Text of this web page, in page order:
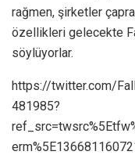
rağmen, şirketler
özellikleri gelecekte
söylüyorlar.
https://twitter.com/
481985?